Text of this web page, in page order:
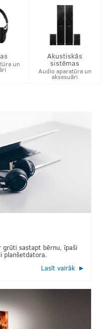
un
Akustiskās
sistēmas
Audio aparatūra un
aksesuāri
grūti sastapt bērnu, īpaši
planšetdatora.
Lasīt vairāk